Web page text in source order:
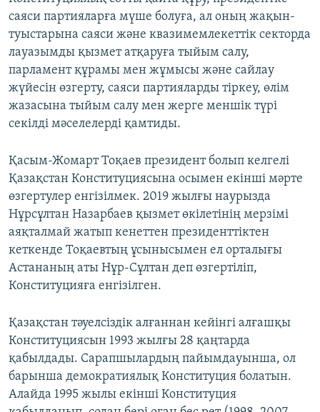
саяси партияларға мүше болуға, ал оның жақын-
туыстарына саяси және квазимемлекеттік секторда
лауазымды қызмет атқаруға тыйым салу,
парламент құрамы мен жұмысы және сайлау
жүйесін өзгерту, саяси партияларды тіркеу, өлім
жазасына тыйым салу мен жерге меншік түрі
секілді мәселелерді қамтиды.
Қасым-Жомарт Тоқаев президент болып келгелі
Қазақстан Конституциясына осымен екінші мәрте
өзгертулер енгізілмек. 2019 жылғы наурызда
Нұрсұлтан Назарбаев қызмет өкілетінің мерзімі
аяқталмай жатып кенеттен президенттіктен
кеткенде Тоқаевтың ұсынысымен ел орталығы
Астананың аты Нұр-Сұлтан деп өзгертіліп,
Конституцияға енгізілген.
Қазақстан тәуелсіздік алғаннан кейінгі алғашқы
Конституциясын 1993 жылғы 28 қаңтарда
қабылдады. Сарапшылардың пайымдауынша, ол
барынша демократиялық Конституция болатын.
Алайда 1995 жылы екінші Конституция